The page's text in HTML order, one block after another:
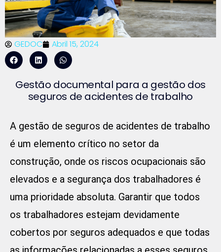
GEDOC Abril 15, 2024
Gestão documental para a gestão dos
seguros de acidentes de trabalho
A gestão de seguros de acidentes de trabalho
é um elemento crítico no setor da
construção, onde os riscos ocupacionais são
elevados e a segurança dos trabalhadores é
uma prioridade absoluta. Garantir que todos
os trabalhadores estejam devidamente
cobertos por seguros adequados e que todas